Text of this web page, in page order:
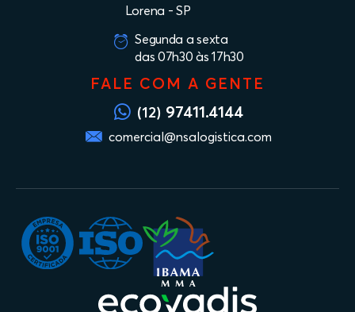
Lorena - SP
Segunda a sexta
das 07h30 às 17h30
FALE COM A GENTE
(12) 97411.4144
comercial@nsalogistica.com